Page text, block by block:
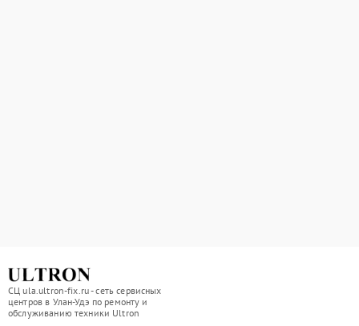
СЦ ula.ultron-fix.ru - сеть сервисных
центров в Улан-Удэ по ремонту и
обслуживанию техники Ultron